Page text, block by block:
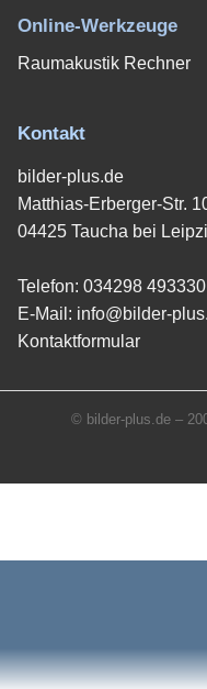
Online-Werkzeuge
Raumakustik Rechner
Kontakt
bilder-plus.de
Matthias-Erberger-Str.
04425 Taucha bei
Telefon: 034298 493330
E-Mail: info@bilder-
Kontaktformular
© bilder-plus.de –